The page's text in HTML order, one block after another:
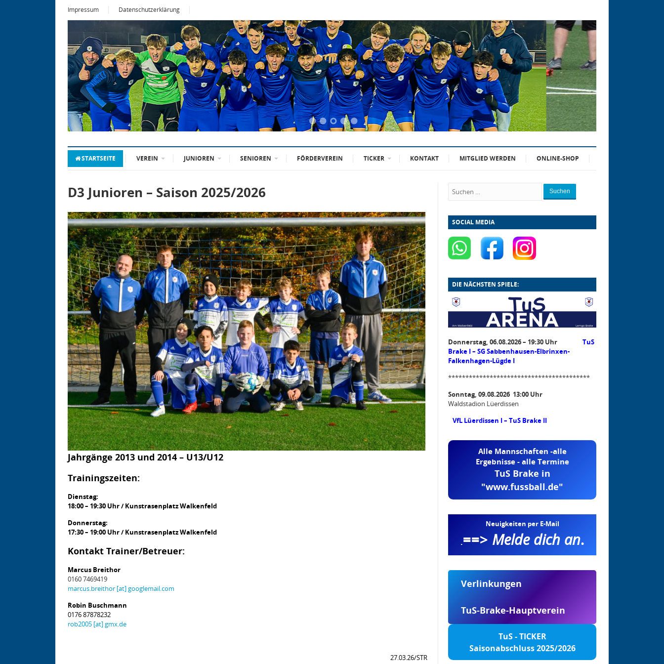
Impressum Datenschutzerklärung
STARTSEITE VEREIN JUNIOREN SENIOREN FÖRDERVEREIN TICKER KONTAKT MITGLIED WERDEN ONLINE-SHOP
D3 Junioren – Saison 2025/2026
Jahrgänge 2013 und 2014 – U13/U12
Trainingszeiten:
Dienstag:
18:00 – 19:30 Uhr / Kunstrasenplatz Walkenfeld
Donnerstag:
17:30 – 19:00 Uhr / Kunstrasenplatz Walkenfeld
Kontakt Trainer/Betreuer:
Marcus Breithor
0160 7469419
marcus.breithor [at] googlemail.com
Robin Buschmann
0176 87878232
rob2005 [at] gmx.de
27.03.26/STR
Suchen
SOCIAL MEDIA
DIE NÄCHSTEN SPIELE:
Donnerstag, 06.08.2026 – 19:30 Uhr TuS
Brake I – SG Sabbenhausen-Elbrinxen-
Falkenhagen-Lügde I
*****************************************
Sonntag, 09.08.2026 13:00 Uhr
Waldstadion Lüerdissen
VfL Lüerdissen I – TuS Brake II
Alle Mannschaften -alle
Ergebnisse - alle Termine
TuS Brake in
"www.fussball.de"
Neuigkeiten per E-Mail
.==> Melde dich an.
Verlinkungen
TuS-Brake-Hauptverein
TuS - TICKER
Saisonabschluss 2025/2026